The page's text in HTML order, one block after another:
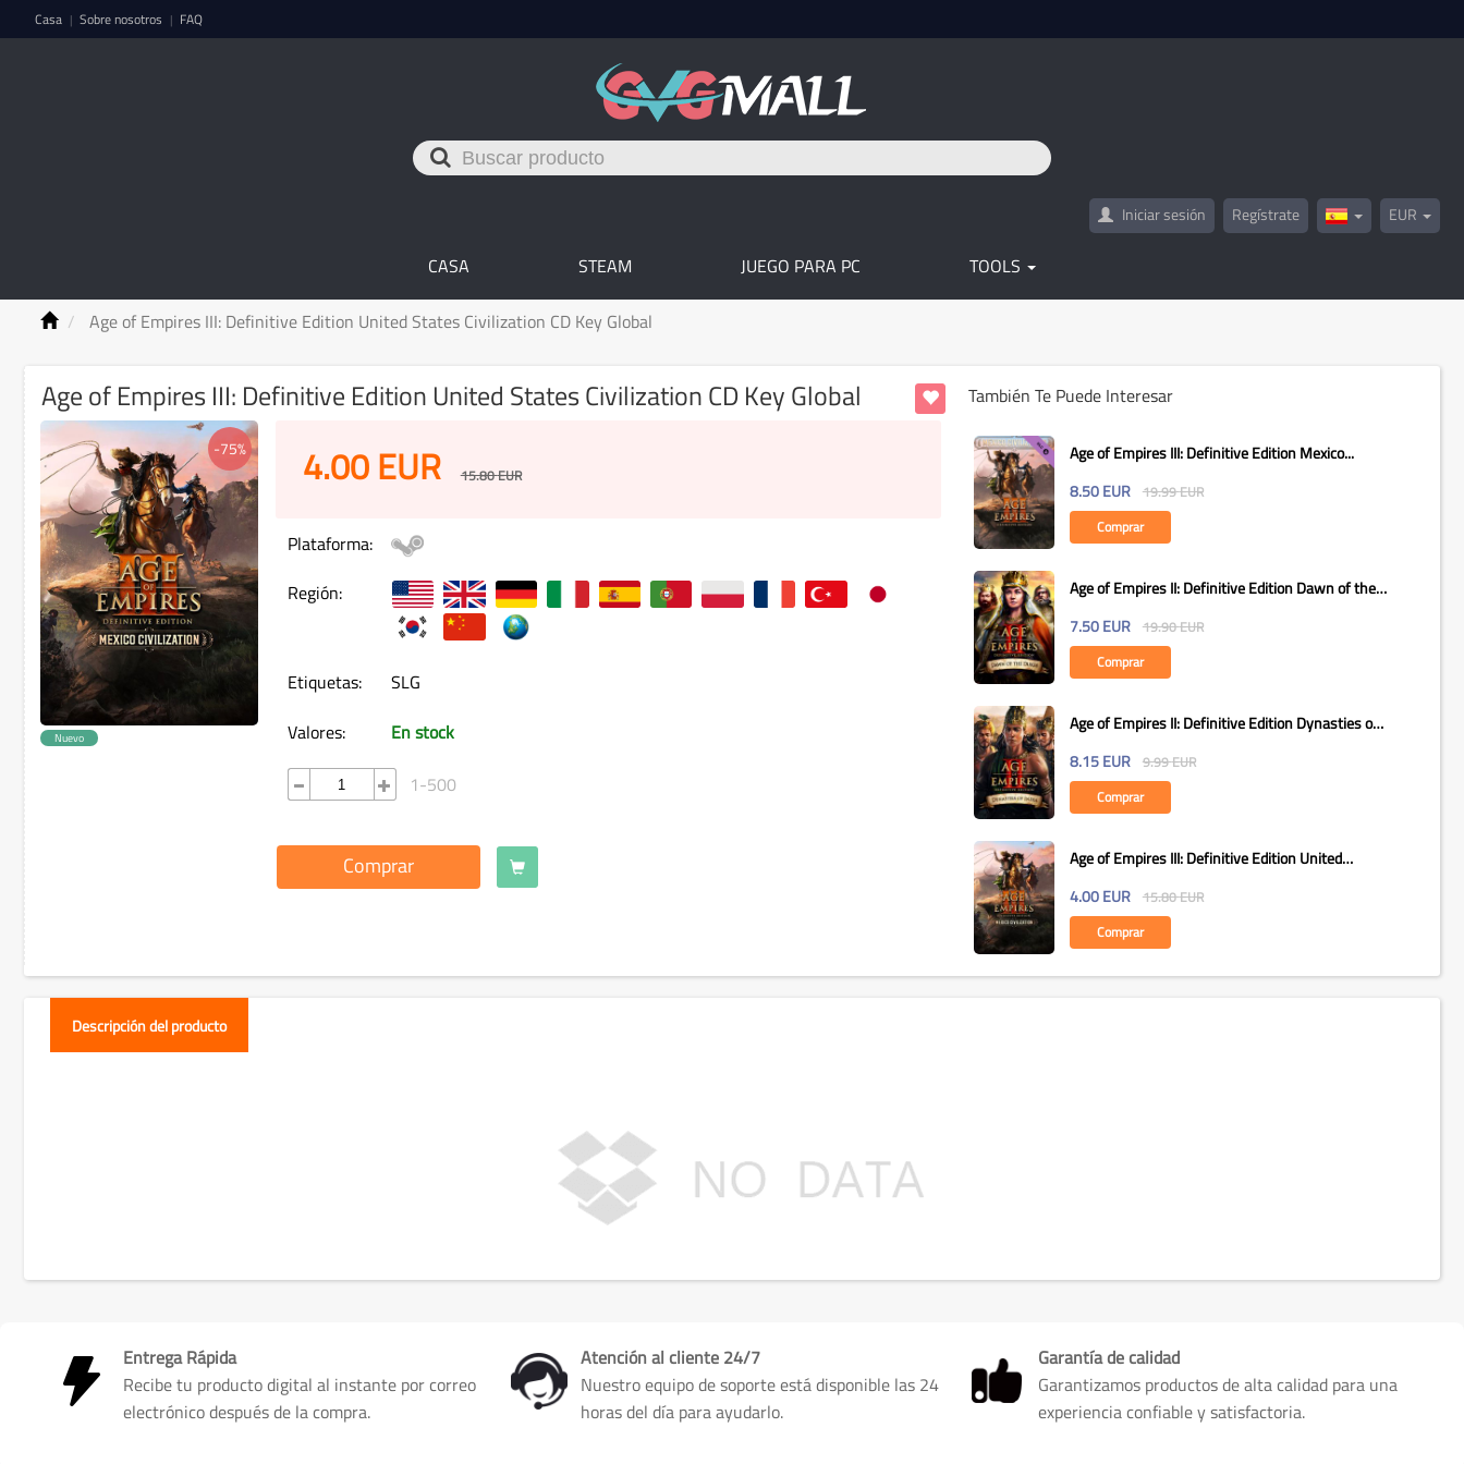
Casa | Sobre nosotros | FAQ
Iniciar sesión Regístrate Spain(Español)
EUR
CASA STEAM JUEGO PARA PC TOOLS
Age of Empires III: Definitive Edition United States Civilization CD Key Global
Age of Empires III: Definitive Edition United States Civilization CD Key Global
-75%
Nuevo
4.00EUR 15.80EUR
Plataforma:
Región:
Etiquetas:
SLG
Valores:
En stock
1-500
Comprar
También Te Puede Interesar
Age of Empires III: Definitive Edition Mexico...
8.50 EUR 19.99EUR
Comprar
Age of Empires II: Definitive Edition Dawn of the
Dukes...
7.50 EUR 19.90EUR
Comprar
Age of Empires II: Definitive Edition Dynasties of
India...
8.15 EUR 9.99EUR
Comprar
Age of Empires III: Definitive Edition United
States...
4.00 EUR 15.80EUR
Comprar
Descripción del producto
Entrega Rápida
Recibe tu producto digital al instante por correo
electrónico después de la compra.
Atención al cliente 24/7
Nuestro equipo de soporte está disponible las 24
horas del día para ayudarlo.
Garantía de calidad
Garantizamos productos de alta calidad para una
experiencia confiable y satisfactoria.